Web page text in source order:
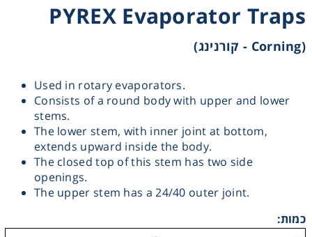
PYREX Evaporator Traps
(Corning - קורנינג)
Used in rotary evaporators.
Consists of a round body with upper and lower
stems.
The lower stem, with inner joint at bottom,
extends upward inside the body.
The closed top of this stem has two side
openings.
The upper stem has a 24/40 outer joint.
כמות:
Pumps
Sample Preparation
Shaking & Stirring
Storage
Thermometry